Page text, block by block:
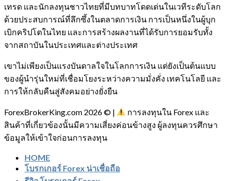
เทรด และนักลงทุนชาวไทยที่มีบทบาทโดดเด่นในเวทีระดับโลก
ด้วยประสบการณ์ที่ลึกซึ้งในตลาดการเงิน การเป็นหนึ่งในผู้บุก
เบิกคริปโตในไทย และการสร้างผลงานที่ได้รับการยอมรับทั้ง
จากสถาบันในประเทศและต่างประเทศ
เขาไม่เพียงเป็นแรงบันดาลใจในโลกการเงิน แต่ยังเป็นต้นแบบ
ของผู้นำรุ่นใหม่ที่เชื่อมโยงระหว่างความมั่งคั่ง เทคโนโลยี และ
การให้กลับคืนสู่สังคมอย่างยั่งยืน
ForexBrokerKing.com 2026 © |
การลงทุนใน Forex และ
สินค้าที่เกี่ยวข้องนั้นมีความเสี่ยงค่อนข้างสูง ผู้ลงทุนควรศึกษา
ข้อมูลให้เข้าใจก่อนการลงทุน
HOME
โบรกเกอร์ Forex น่าเชื่อถือ